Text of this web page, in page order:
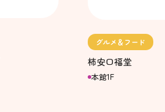
グルメ＆フード
柿安口福堂
本館1F